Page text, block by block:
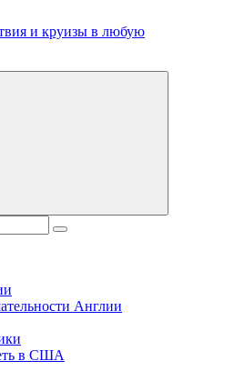
на отдых, где провести отпуск.
Англии
в США